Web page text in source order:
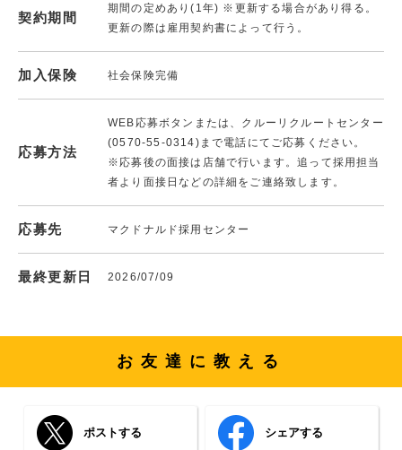
契約期間
期間の定めあり(1年) ※更新する場合があり得る。
更新の際は雇用契約書によって行う。
加入保険 社会保険完備
応募方法
WEB応募ボタンまたは、クルーリクルートセンター
(0570-55-0314)まで電話にてご応募ください。
※応募後の面接は店舗で行います。追って採用担当
者より面接日などの詳細をご連絡致します。
応募先 マクドナルド採用センター
最終更新日 2026/07/09
お友達に教える
ポストする シェアする